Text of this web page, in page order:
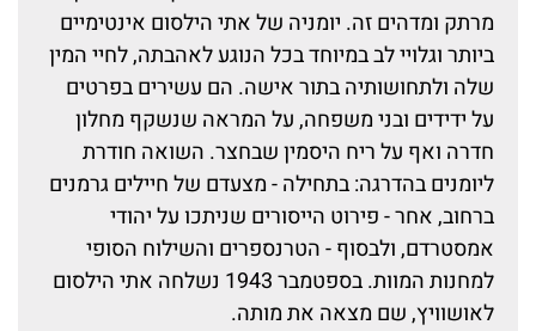
מרתק ומדהים זה. יומניה של אתי הילסום אינטימיים
ביותר וגלויי לב במיוחד בכל הנוגע לאהבתה, לחיי המין
שלה ולתחושותיה בתור אישה. הם עשירים בפרטים
על ידידים ובני משפחה, על המראה שנשקף מחלון
חדרה ואף על ריח היסמין שבחצר. השואה חודרת
ליומנים בהדרגה: בתחילה - מצעדם של חיילים גרמנים
ברחוב, אחר - פירוט הייסורים שניתכו על יהודי
אמסטרדם, ולבסוף - הטרנספרים והשילוח הסופי
למחנות המוות. בספטמבר 1943 נשלחה אתי הילסום
לאושוויץ, שם מצאה את מותה.